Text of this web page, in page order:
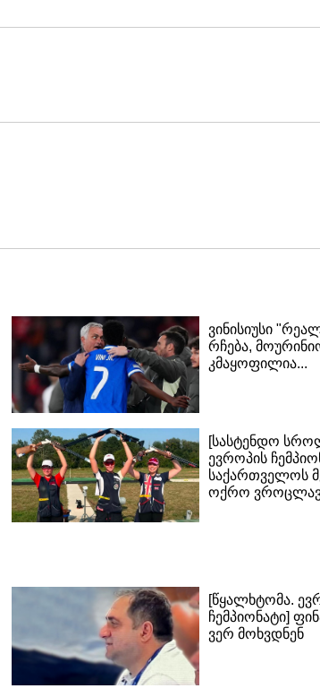
ვინისიუსი
რჩება,
კმაყოფილია...
[სასტენდო
ევროპის
საქართველოს
ოქრო
[წყალხტომა.
ჩემპიონატი]
ვერ მოხვდნენ